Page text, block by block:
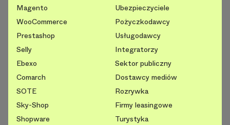
Magento
WooCommerce
Prestashop
Selly
Ebexo
Comarch
SOTE
Sky-Shop
Shopware
Ubezpieczyciele
Pożyczkodawcy
Usługodawcy
Integratorzy
Sektor publiczny
Dostawcy mediów
Rozrywka
Firmy leasingowe
Turystyka